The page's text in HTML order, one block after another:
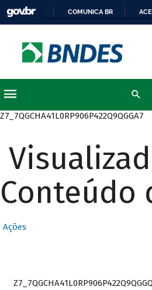
COMUNICA BR
Z7_7QGCHA41L0RP906P422Q9QGGA7
Conteúdo
Ações